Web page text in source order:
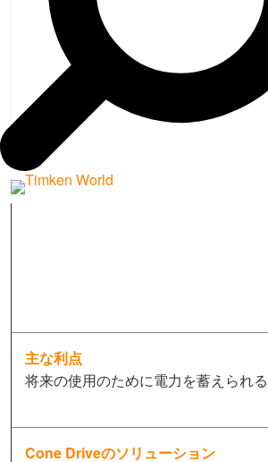
主な利点
将来の使用のために電力を蓄えられる
Cone Driveのソリューション